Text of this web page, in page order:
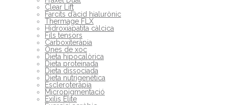
Clear Lift
Farcits d’àcid hialurònic
Thermage FLX
Hidroxiapatita càlcica
Fils tensors
Carboxiteràpia
Ones de xoc
Dieta hipocalòrica
Dieta proteinada
Dieta dissociada
Dieta nutrigenètica
Escleroteràpia
Micropigmentació
Exilis Elite